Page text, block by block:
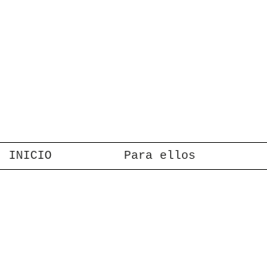
INICIO Para ellos